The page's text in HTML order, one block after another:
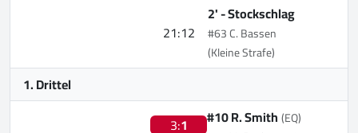
21:12
2' -Stockschlag
#63 C. Bassen
(Kleine Strafe)
1. Drittel
3:1
#10 R. Smith(EQ)